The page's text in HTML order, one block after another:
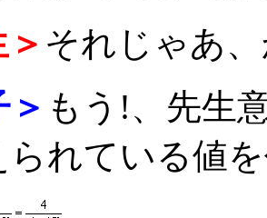
それじゃあ
もう!、先生
られている値